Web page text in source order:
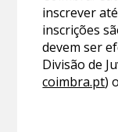
inscrever
inscrições
devem ser
Divisão de
coimbra.pt)